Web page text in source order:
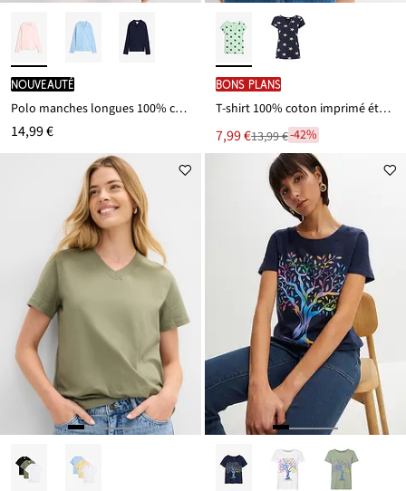
Nouveauté
Polo manches longues 100% coton
14,99 €
BONS PLANS
T-shirt 100% coton imprimé étoiles
Le
nouveau
7,99 €
Remise13,99 €-42%